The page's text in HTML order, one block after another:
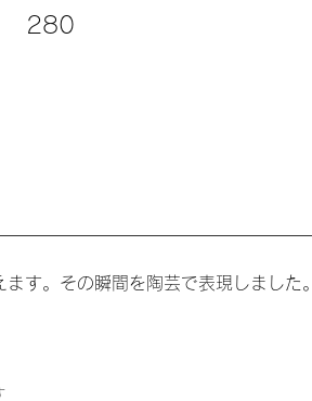
280
す。その瞬間を陶芸で表現しました。